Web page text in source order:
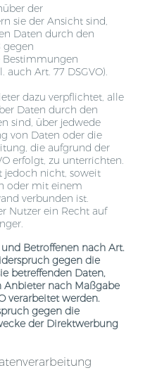
der
sie der Ansicht sind,
Daten durch den
gegen
Bestimmungen
auch Art. 77 DSGVO).
dazu verpflichtet, alle
Daten durch den
sind, über jedwede
von Daten oder die
die aufgrund der
erfolgt, zu unterrichten.
jedoch nicht, soweit
oder mit einem
verbunden ist.
Nutzer ein Recht auf
Betroffenen nach Art.
gegen die
betreffenden Daten,
Anbieter nach Maßgabe
verarbeitet werden.
gegen die
der Direktwerbung